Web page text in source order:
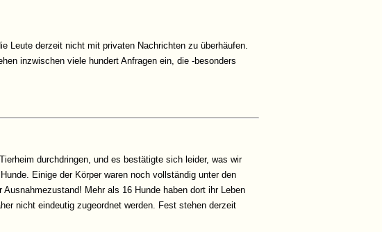
Leute derzeit nicht mit privaten Nachrichten zu überhäufen.
inzwischen viele hundert Anfragen ein, die -besonders
durchdringen, und es bestätigte sich leider, was wir
Einige der Körper waren noch vollständig unter den
Mehr als 16 Hunde haben dort ihr Leben
nicht eindeutig zugeordnet werden. Fest stehen derzeit